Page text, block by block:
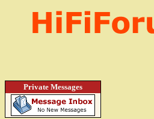
Private Messages